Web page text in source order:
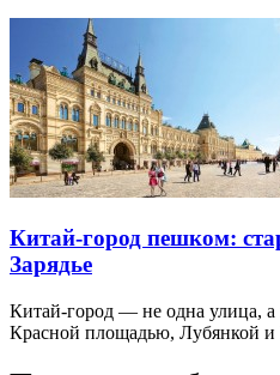
Китай-город пешком:
Зарядье
Китай-город — не одна улица,
Красной площадью, Лубянкой и